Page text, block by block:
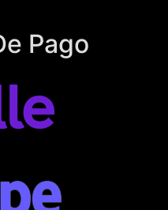
Pago